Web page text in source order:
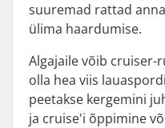
suuremad rattad
ülima haardumise.
Algajaile võib
olla hea viis
peetakse kergemini
ja cruise'i õppimine